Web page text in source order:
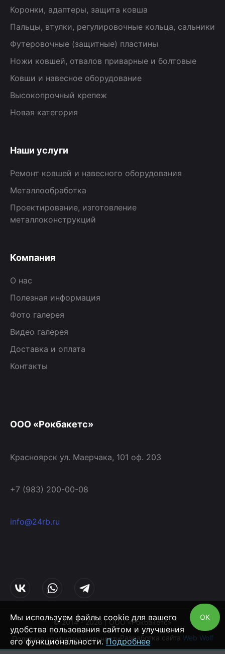
Коронки, адаптеры, защита ковша
Пальцы, втулки, регулировочные кольца, сальники
Футеровочные (защитные) пластины
Ножи ковшей, отвалов приварные и болтовые
Ковши и навесное оборудование
Высокопрочный крепеж
Новая категория
Наши услуги
Ремонт ковшей и навесного оборудования
Металлообработка
Проектирование, изготовление
металлоконструкций
Компания
О нас
Полезная информация
Фото галерея
Видео галерея
Доставка и оплата
Контакты
ООО «Рокбакетс»
Красноярск ул. Маерчака, 101 оф. 203
+7 (983) 200-00-08
info@24rb.ru
© 2014 - 2026 | ООО «Рокбакетс»
Политика конфиденциальностиРазработка сайта Web Wolf
ОК
Мы используем файлы cookie для вашего
удобства пользования сайтом и улучшения
его функциональности.Подробнее